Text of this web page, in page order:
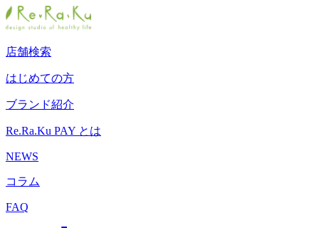
店舗検索
はじめての方
ブランド紹介
Re.Ra.Ku PAY とは
NEWS
コラム
FAQ